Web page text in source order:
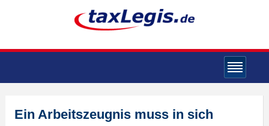
Ein Arbeitszeugnis muss in sich